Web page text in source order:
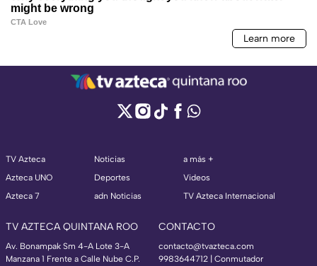
TV Azteca
Azteca UNO
Azteca 7
Noticias
Deportes
adn Noticias
a más +
Videos
TV Azteca Internacional
TV AZTECA QUINTANA ROO
Av. Bonampak Sm 4-A Lote 3-A
Manzana 1 Frente a Calle Nube C.P.
CONTACTO
contacto@tvazteca.com
9983644712 | Conmutador